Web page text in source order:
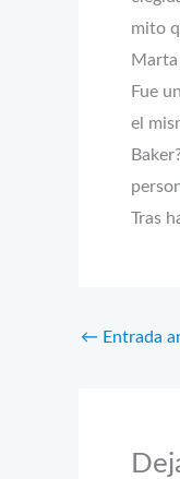
mito
Marta
Fue
el
Tras
← Entrada